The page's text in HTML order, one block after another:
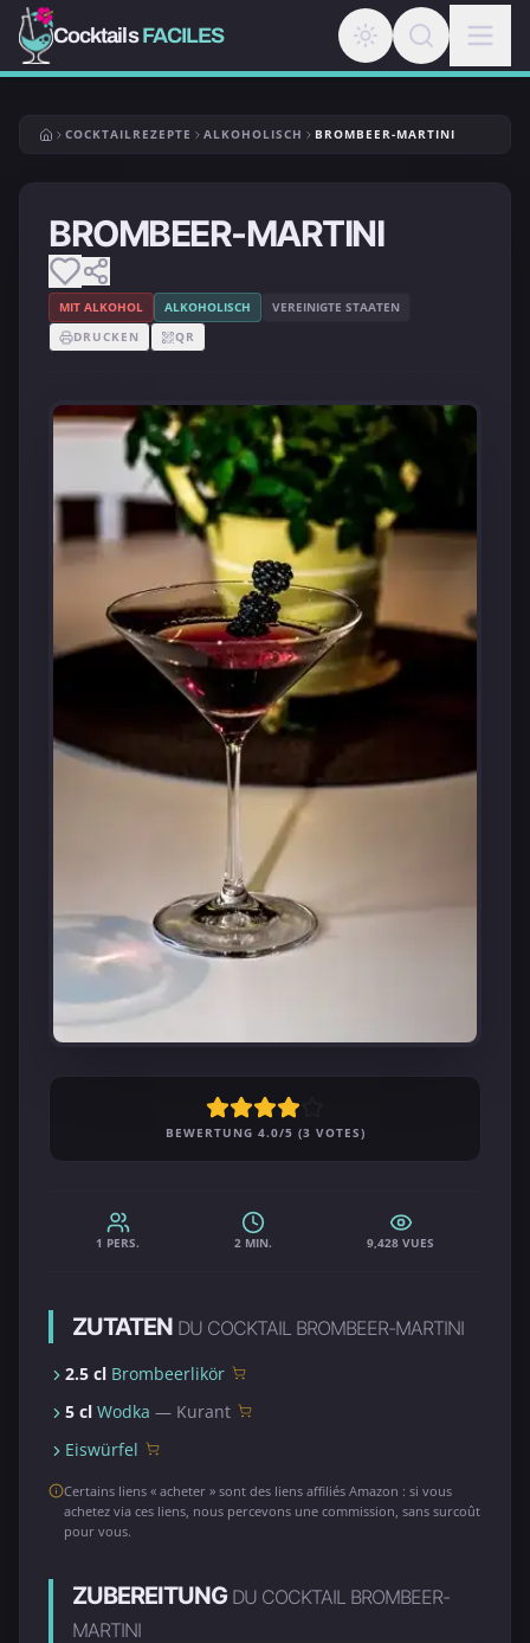
CocktailsFACILES
COCKTAILREZEPTE ALKOHOLISCH BROMBEER-MARTINI
BROMBEER-MARTINI
MIT ALKOHOL ALKOHOLISCH
VEREINIGTE STAATEN
DRUCKEN
QR
BEWERTUNG 4.0/5 (3 VOTES)
1 PERS. 2 MIN. 9,428 VUES
ZUTATEN DU COCKTAIL BROMBEER-MARTINI
2.5 cl Brombeerlikör
5 cl Wodka — Kurant
Eiswürfel
Certains liens « acheter » sont des liens affiliés Amazon : si vous
achetez via ces liens, nous percevons une commission, sans surcoût
pour vous.
ZUBEREITUNG DU COCKTAIL BROMBEER-
MARTINI